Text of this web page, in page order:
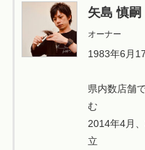
矢島 慎嗣
オーナー
1983年6月
県内数店舗
む
2014年4月
立